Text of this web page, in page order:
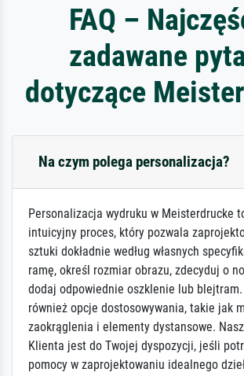
FAQ –
zadawane
dotyczące
Na czym polega personalizacja?
Personalizacja wydruku w Meisterdrucke
intuicyjny proces, który pozwala
sztuki dokładnie według własnych
ramę, określ rozmiar obrazu, zdecyduj o
dodaj odpowiednie oszklenie lub
również opcje dostosowywania, takie jak
zaokrąglenia i elementy dystansowe. Nasz
Klienta jest do Twojej dyspozycji, jeśli
pomocy w zaprojektowaniu idealnego